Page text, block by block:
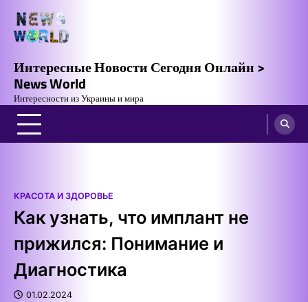
content
Интересные Новости Сегодня Онлайн >
News World
Интересности из Украины и мира
КРАСОТА И ЗДОРОВЬЕ
Как узнать, что имплант не
прижился: Понимание и
Диагностика
01.02.2024